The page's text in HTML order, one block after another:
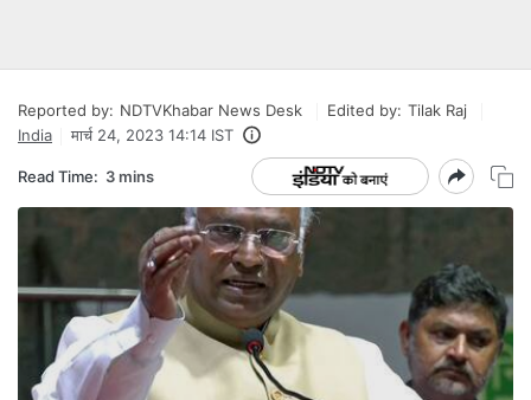
Reported by: NDTVKhabar News Desk Edited by: Tilak Raj
India
मार्च 24, 2023 14:14 IST
Read Time: 3 mins